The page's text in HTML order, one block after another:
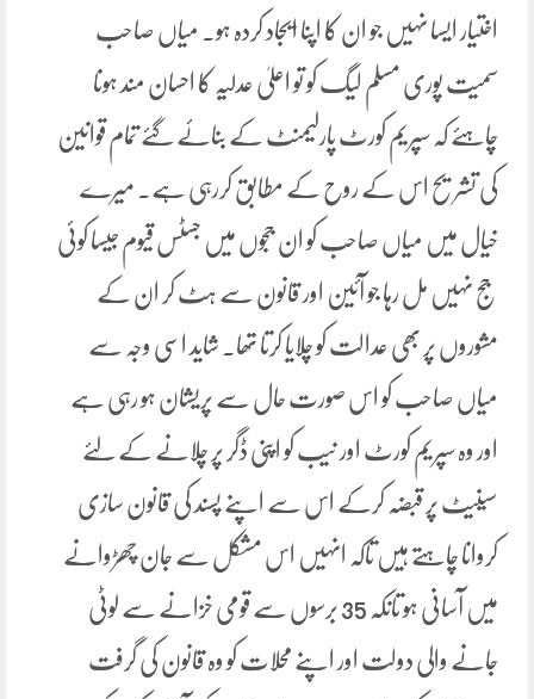
اختیار ایسا نہیں جو ان کا اپنا ایجاد کردہ ہو۔ میاں صاحب
سمیت پوری مسلم لیگ کو تو اعلیٰ عدلیہ کا احسان مند ہونا
چاہئے کہ سپریم کورٹ پارلیمنٹ کے بنائے گئے تمام قوانین
کی تشریح اس کے روح کے مطابق کررہی ہے۔ میرے
خیال میں میاں صاحب کو ان ججوں میں جسٹس قیوم جیسا کوئی
جج نہیں مل رہا جو آئین اور قانون سے ہٹ کر ان کے
مشوروں پر بھی عدالت کو چلایا کرتا تھا۔ شاید اسی وجہ سے
میاں صاحب کو اس صورت حال سے پریشان ہو رہی ہے
اور وہ سپریم کورٹ اور نیب کو اپنی ڈگر پر چلانے کے لئے
سینیٹ پر قبضہ کرکے اس سے اپنے پسند کی قانون سازی
کروانا چاہتے ہیں تاکہ انہیں اس مشکل سے جان چھڑوانے
میں آسانی ہو تانکہ 35 برسوں سے قومی خزانے سے لوٹی
جانے والی دولت اور اپنے محلات کو وہ قانون کی گرفت